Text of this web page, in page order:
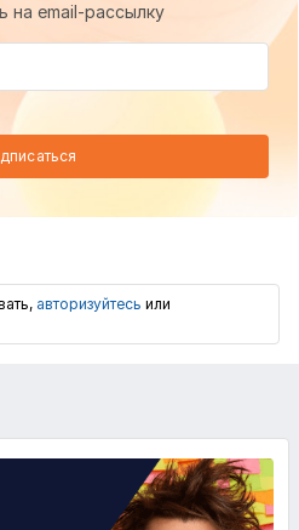
на email-рассылку
авторизуйтесь или